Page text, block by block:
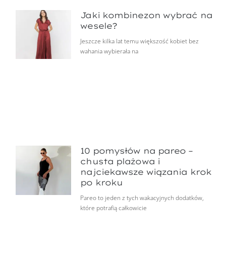
Jaki kombinezon wybrać na
wesele?
Jeszcze kilka lat temu większość kobiet bez
wahania wybierała na
10 pomysłów na pareo –
chusta plażowa i
najciekawsze wiązania krok
po kroku
Pareo to jeden z tych wakacyjnych dodatków,
które potrafią całkowicie